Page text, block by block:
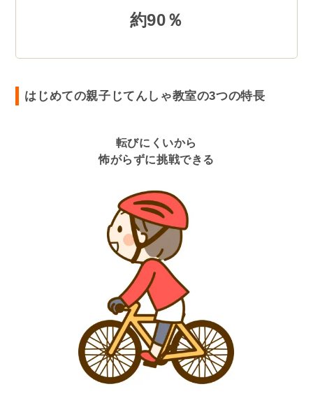
約90％
はじめての親子じてんしゃ教室の3つの特長
転びにくいから
怖がらずに挑戦できる